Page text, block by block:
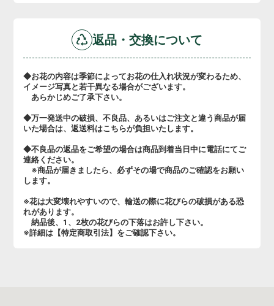
返品・交換について
◆お花の内容は季節によってお花の仕入れ状況が変わるため、
イメージ写真と若干異なる場合がございます。
あらかじめご了承下さい。
◆万一発送中の破損、不良品、あるいはご注文と違う商品が届
いた場合は、返送料はこちらが負担いたします。
◆不良品の返品をご希望の場合は商品到着当日中に電話にてご
連絡ください。
※商品が届きましたら、必ずその場で商品のご確認をお願い
します。
※花は大変壊れやすいので、輸送の際に花びらの破損がある恐
れがあります。
納品後、1、2枚の花びらの下落はお許し下さい。
※詳細は【特定商取引法】をご確認下さい。